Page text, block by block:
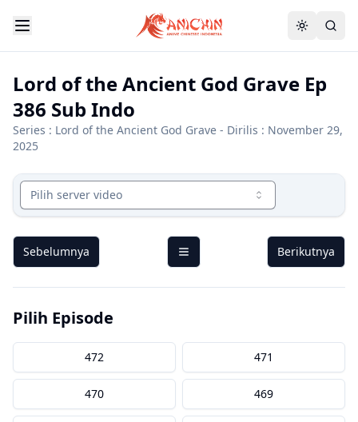
Lord of the Ancient God Grave Ep
386 Sub Indo
Series : Lord of the Ancient God Grave - Dirilis : November 29,
2025
Pilih server video
Sebelumnya Berikutnya
Pilih Episode
472 471
470 469